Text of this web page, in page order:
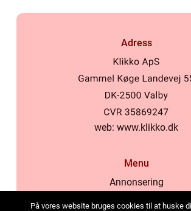
Adress
web: www.klikko.dk
Menu
Annonsering
På vores website bruges cookies til at huske